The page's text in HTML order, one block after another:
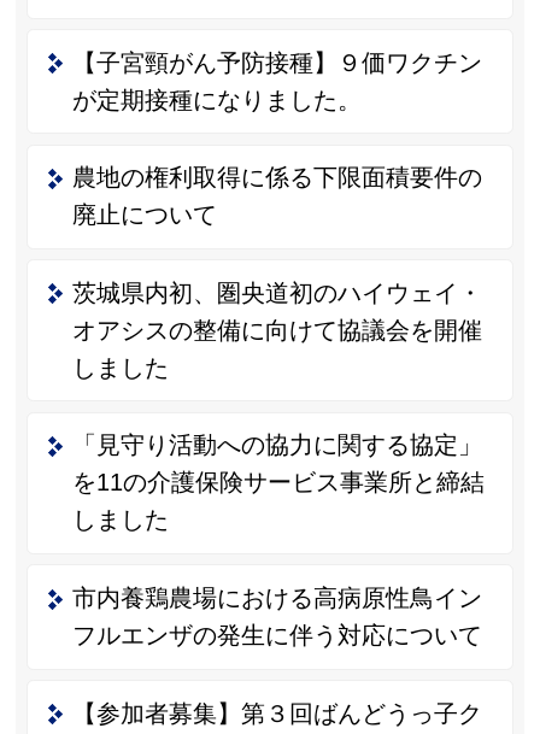
【子宮頸がん予防接種】９価ワクチン
が定期接種になりました。
農地の権利取得に係る下限面積要件の
廃止について
茨城県内初、圏央道初のハイウェイ・
オアシスの整備に向けて協議会を開催
しました
「見守り活動への協力に関する協定」
を11の介護保険サービス事業所と締結
しました
市内養鶏農場における高病原性鳥イン
フルエンザの発生に伴う対応について
【参加者募集】第３回ばんどうっ子ク